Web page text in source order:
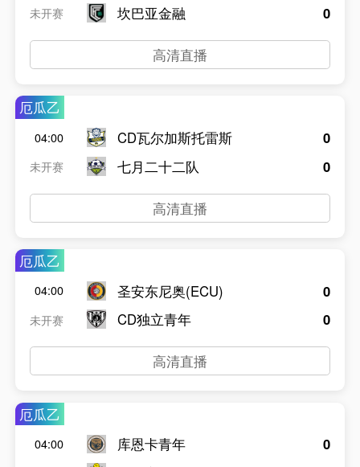
未开赛
坎巴亚金融
0
高清直播
厄瓜乙
04:00
未开赛
CD瓦尔加斯托雷斯
七月二十二队
0
0
高清直播
厄瓜乙
04:00
未开赛
圣安东尼奥(ECU)
CD独立青年
0
0
高清直播
厄瓜乙
04:00
库恩卡青年
0